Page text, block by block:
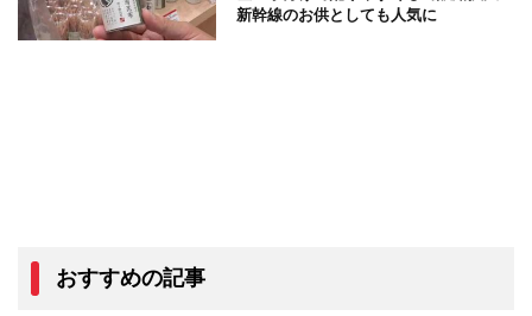
新幹線のお供としても人気に
おすすめの記事